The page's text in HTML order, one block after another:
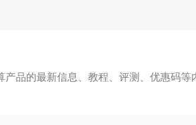
品的最新信息、教程、评测、优惠码